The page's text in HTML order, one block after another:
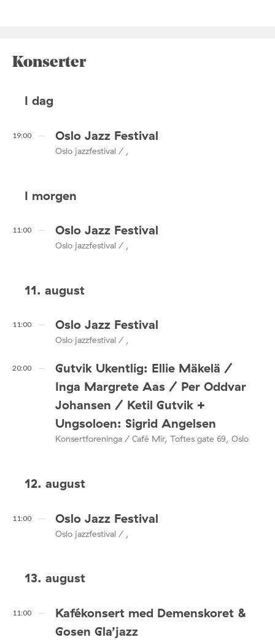
Konserter
I dag
19:00 Oslo Jazz Festival
Oslo jazzfestival / ,
I morgen
11:00 Oslo Jazz Festival
Oslo jazzfestival / ,
11. august
11:00 Oslo Jazz Festival
Oslo jazzfestival / ,
20:00
Gutvik Ukentlig: Ellie Mäkelä /
Inga Margrete Aas / Per Oddvar
Johansen / Ketil Gutvik +
Ungsoloen: Sigrid Angelsen
Konsertforeninga / Café Mir, Toftes gate 69, Oslo
12. august
11:00 Oslo Jazz Festival
Oslo jazzfestival / ,
13. august
11:00
Kafékonsert med Demenskoret &
Gosen Gla’jazz